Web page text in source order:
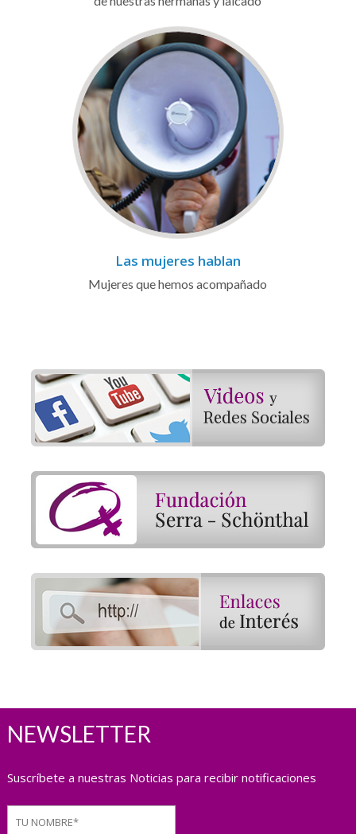
Las mujeres hablan
Mujeres que hemos acompañado
NEWSLETTER
Suscríbete a nuestras Noticias para recibir notificaciones